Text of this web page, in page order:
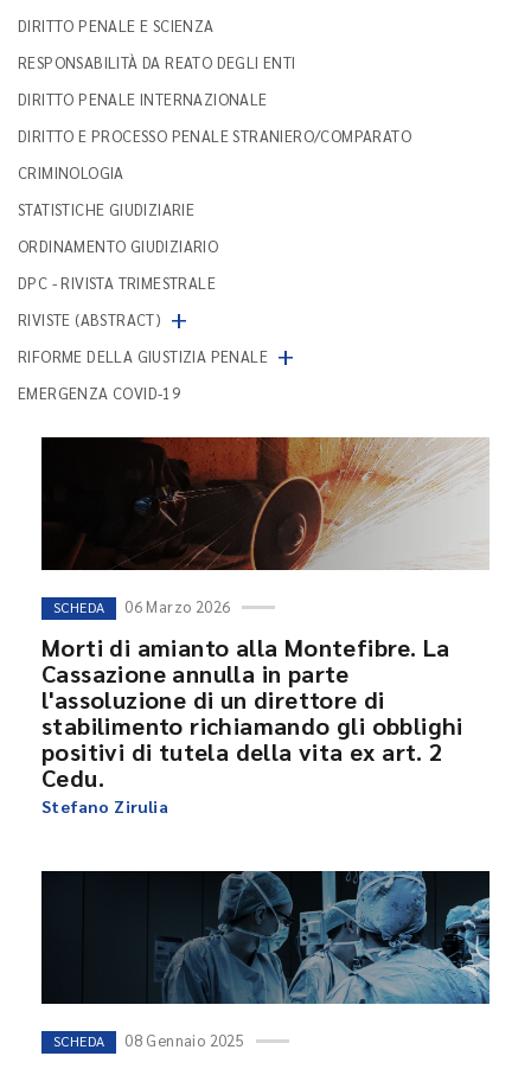
DIRITTO PENALE E SCIENZA
RESPONSABILITÀ DA REATO DEGLI ENTI
DIRITTO PENALE INTERNAZIONALE
DIRITTO E PROCESSO PENALE STRANIERO/COMPARATO
CRIMINOLOGIA
STATISTICHE GIUDIZIARIE
ORDINAMENTO GIUDIZIARIO
DPC - RIVISTA TRIMESTRALE
RIVISTE (ABSTRACT) +
RIFORME DELLA GIUSTIZIA PENALE +
EMERGENZA COVID-19
SCHEDA 06 Marzo 2026
Morti di amianto alla Montefibre. La
Cassazione annulla in parte
l'assoluzione di un direttore di
stabilimento richiamando gli obblighi
positivi di tutela della vita ex art. 2
Cedu.
Stefano Zirulia
SCHEDA 08 Gennaio 2025